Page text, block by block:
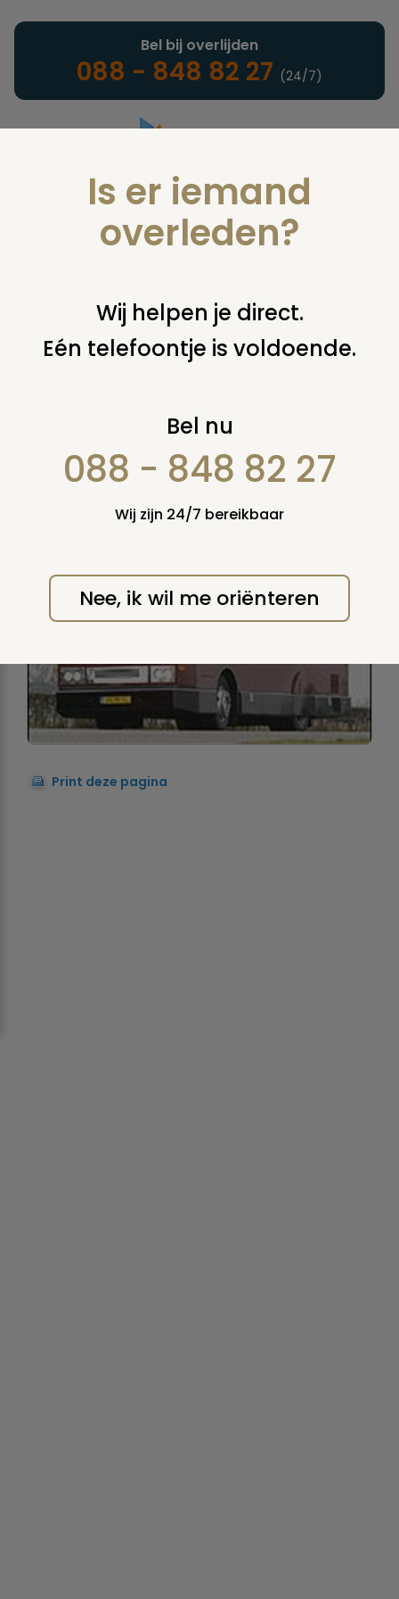
Landelijke uitvaartonderneming
Bel bij overlijden
088 - 848 82 27 (24/7)
U bent hier: home infotheek woordenlijst u uitvaartbus
Uitvaartbus
mogelijk maakt voor nabestaanden om tijdens
de rit naar begraafplaats of crematorium bij de
Print deze pagina
Is er iemand
overleden?
Wij helpen je direct.
Eén telefoontje is voldoende.
Bel nu
088 - 848 82 27
Wij zijn 24/7 bereikbaar
Nee, ik wil me oriënteren